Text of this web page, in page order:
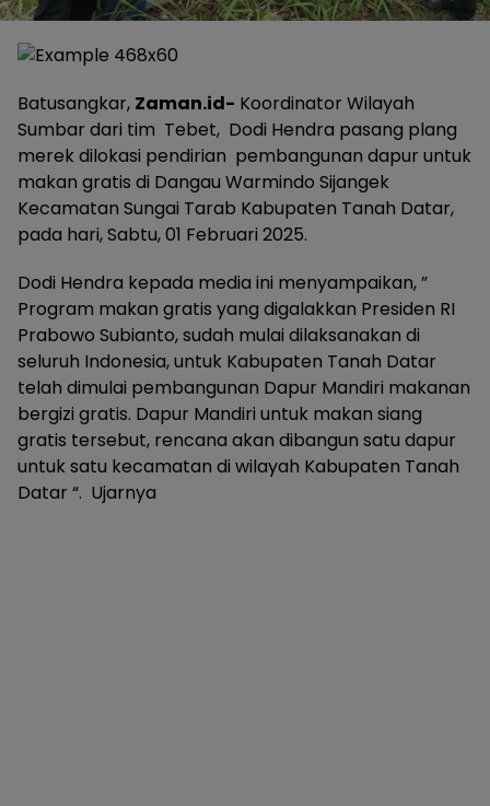
Batusangkar, Zaman.id- Koordinator Wilayah
Sumbar dari tim Tebet, Dodi Hendra pasang plang
merek dilokasi pendirian pembangunan dapur untuk
makan gratis di Dangau Warmindo Sijangek
Kecamatan Sungai Tarab Kabupaten Tanah Datar,
pada hari, Sabtu, 01 Februari 2025.
Dodi Hendra kepada media ini menyampaikan, ”
Program makan gratis yang digalakkan Presiden RI
Prabowo Subianto, sudah mulai dilaksanakan di
seluruh Indonesia, untuk Kabupaten Tanah Datar
telah dimulai pembangunan Dapur Mandiri makanan
bergizi gratis. Dapur Mandiri untuk makan siang
gratis tersebut, rencana akan dibangun satu dapur
untuk satu kecamatan di wilayah Kabupaten Tanah
Datar “. Ujarnya